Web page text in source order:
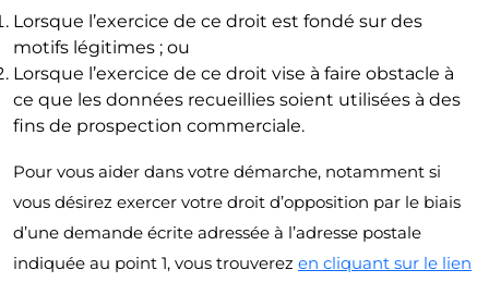
Lorsque l’exercice de ce droit est fondé sur des
motifs légitimes ; ou
Lorsque l’exercice de ce droit vise à faire obstacle à
ce que les données recueillies soient utilisées à des
fins de prospection commerciale.
Pour vous aider dans votre démarche, notamment si
vous désirez exercer votre droit d’opposition par le biais
d’une demande écrite adressée à l’adresse postale
indiquée au point 1, vous trouverez en cliquant sur le lien